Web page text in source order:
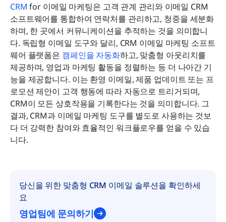
CRM for 이메일 마케팅은 고객 관계 관리와 이메일 CRM
소프트웨어를 통합하여 연락처를 관리하고, 청중을 세분화
하며, 한 곳에서 커뮤니케이션을 추적하는 것을 의미합니
다. 독립형 이메일 도구와 달리, CRM 이메일 마케팅 소프트
웨어 플랫폼은 캠페인을 자동화하고, 맞춤형 아웃리치를
제공하며, 영업과 마케팅 활동을 정렬하는 등 더 나아간 기
능을 제공합니다. 이는 환영 이메일, 제품 업데이트 또는 프
로모션 제안이 고객 행동에 따라 자동으로 트리거되며,
CRM이 모든 상호작용을 기록한다는 것을 의미합니다. 그
결과, CRM과 이메일 마케팅 도구를 별도로 사용하는 것보
다 더 강력한 참여와 효율적인 워크플로우를 얻을 수 있습
니다.
당신을 위한 맞춤형 CRM 이메일 솔루션을 확인하세
요
영업팀에 문의하기